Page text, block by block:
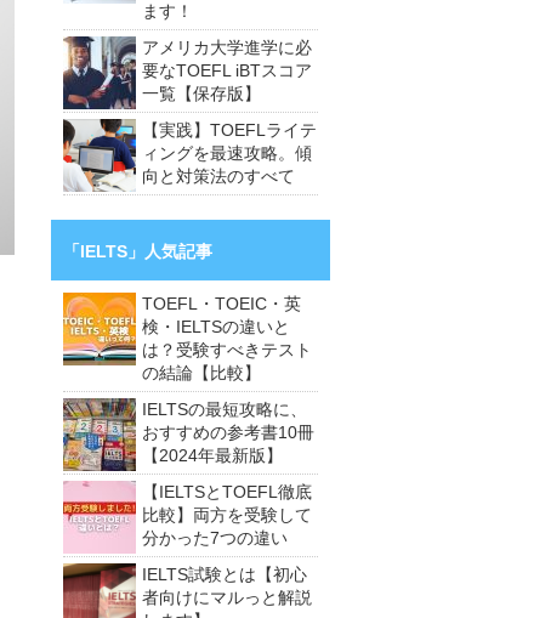
ます！
アメリカ大学進学に必
要なTOEFL iBTスコア
一覧【保存版】
【実践】TOEFLライテ
ィングを最速攻略。傾
向と対策法のすべて
「IELTS」人気記事
TOEFL・TOEIC・英
検・IELTSの違いと
は？受験すべきテスト
の結論【比較】
IELTSの最短攻略に、
おすすめの参考書10冊
【2024年最新版】
【IELTSとTOEFL徹底
比較】両方を受験して
分かった7つの違い
IELTS試験とは【初心
者向けにマルっと解説